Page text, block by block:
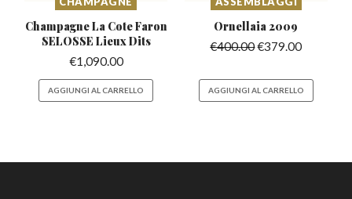
Champagne La Cote Faron
SELOSSE Lieux Dits
€1,090.00
AGGIUNGI AL CARRELLO
Ornellaia 2009
€400.00€379.00
AGGIUNGI AL CARRELLO